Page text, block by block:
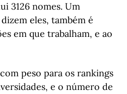
3126 nomes. Um
eles, também é
em que trabalham, e ao
peso para os rankings
e o número de